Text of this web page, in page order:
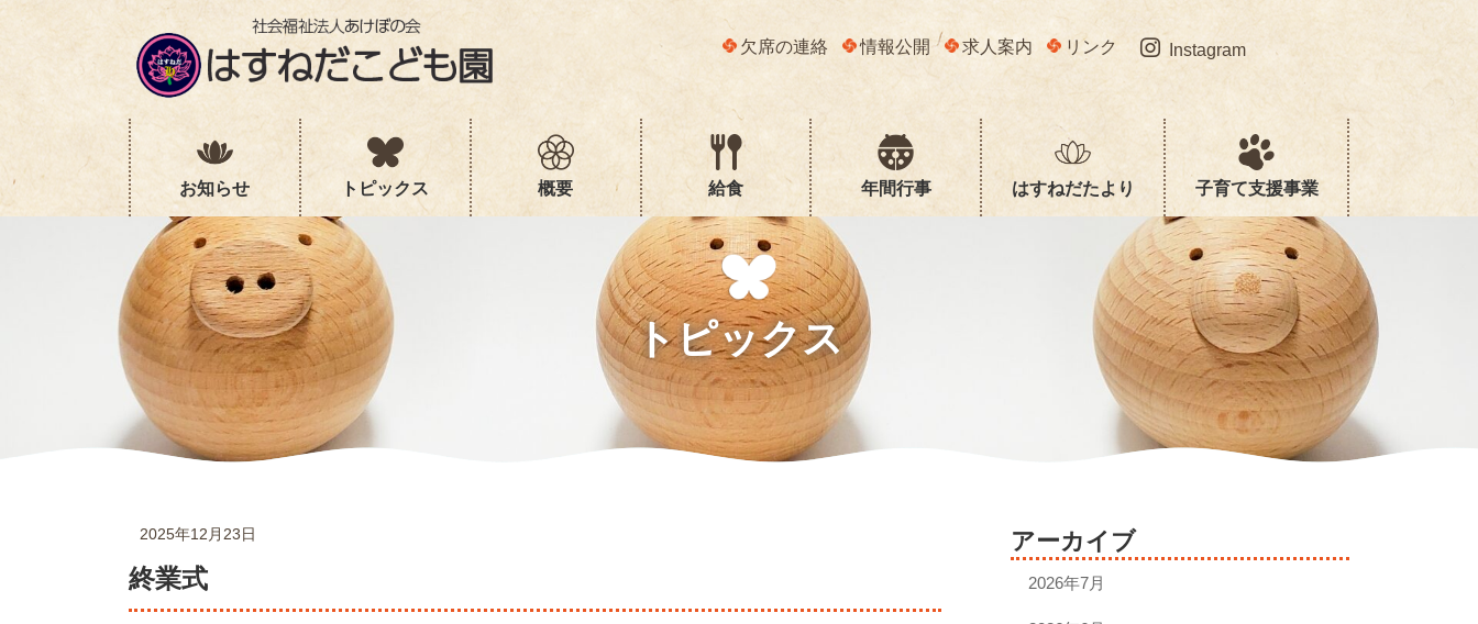
コ
へ
ッ
ナ
ョ
移
欠席の連絡 情報公開 求人案内 リンク Instagram
お知らせ トピックス 概要 給食 年間行事 はすねだたより 子育て支援事業
トピックス
2025年12月23日
終業式
アーカイブ
2026年7月